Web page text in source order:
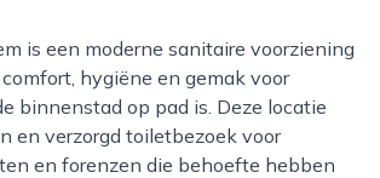
hygiëne en gemak voor
binnenstad op pad is. Deze locatie
en verzorgd toiletbezoek voor
en forenzen die behoefte hebben